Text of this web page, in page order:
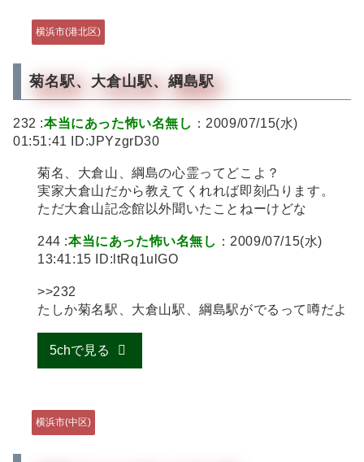
横浜市(港北区)
菊名駅、大倉山駅、綱島駅
232 :本当にあった怖い名無し ：2009/07/15(水)
01:51:41 ID:JPYzgrD30
菊名、大倉山、綱島の心霊ってどこよ？
実家大倉山だから教えてくれれば即刻凸ります。
ただ大倉山記念館以外聞いたことねーけどな
244 :本当にあった怖い名無し ：2009/07/15(水)
13:41:15 ID:ltRq1ulGO
>>232
たしか菊名駅、大倉山駅、綱島駅がでるって噂だよ
5chで見る
横浜市(中区)